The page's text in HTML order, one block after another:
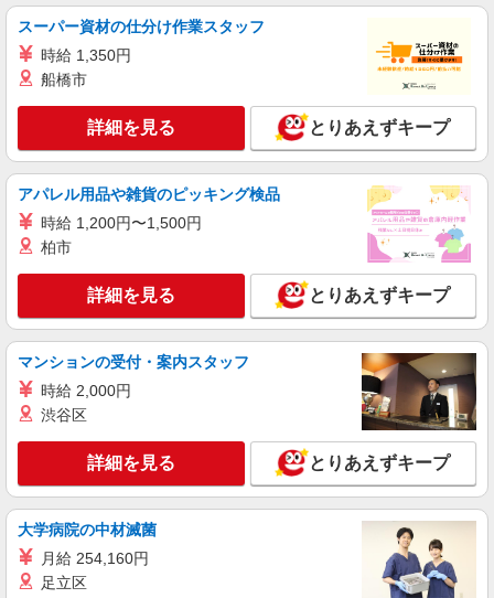
+゜・。○。・゜+゜・。○。・゜+゜ 入社祝い金10
万円支給(規定有) お友達を紹介頂くと, インセンテ
有）★ ゜・。○。・゜+゜・。○。・゜+゜
福岡県福岡市博多区のsoftbankショップ
キープ 詳細を見る
紹介予定派遣
株式会社シエロ
≪スマホアドバイザー≫
時給1400円〜1450円（経験・能力による） ※
残業代支給 ★交通費別途支給（規定あり） ゜
+゜・。○。・゜+゜・。○。・゜+゜ 入社祝い金10
ィブ支給(規定有) ★月2回払い・週払い可能（規程
有）★ ゜・。○。・゜+゜・。○。・゜+゜
福岡県福岡市博多区のsoftbankショップ
キープ 詳細を見る
派遣社員
パーソルエクセルHRパートナーズ株式会社
法人向け社宅サービスのサポート
時給1,350円〜1,400円（経験・能力による）
福岡県福岡市博多区／最寄駅：博多駅、祇園
（福岡県）駅
キープ 詳細を見る
派遣社員
スーパー資材の仕分け作業スタッフ
時給 1,350円
船橋市
詳細を見る とりあえずキープ
アパレル用品や雑貨のピッキング検品
時給 1,200円〜1,500円
柏市
詳細を見る とりあえずキープ
マンションの受付・案内スタッフ
時給 2,000円
渋谷区
詳細を見る とりあえずキープ
大学病院の中材滅菌
月給 254,160円
足立区